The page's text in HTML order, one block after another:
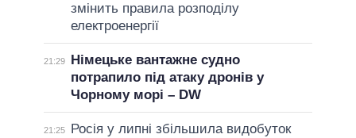
змінить правила розподілу
електроенергії
21:29
Німецьке вантажне судно
потрапило під атаку дронів у
Чорному морі – DW
21:25
Росія у липні збільшила видобуток